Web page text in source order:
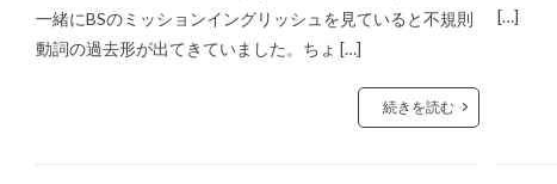
一緒にBSのミッションイングリッシュを見ていると不規則
動詞の過去形が出てきていました。ちょ […]
続きを読む
[…]